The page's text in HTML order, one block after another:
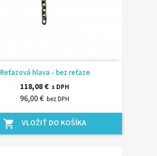
Reťazová hlava - bez reťaze
118,08 € s DPH
96,00 € bez DPH
shopping_cart VLOŽIŤ DO KOŠÍKA